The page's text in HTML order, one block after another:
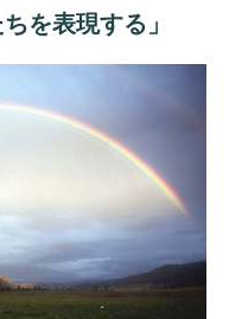
を表現する」